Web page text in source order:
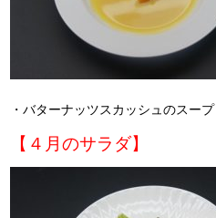
・バターナッツスカッシュのスープ
【４月のサラダ】